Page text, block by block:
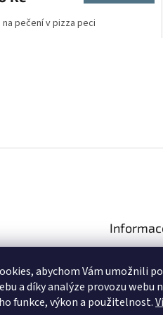
abychom Vám umožnili
a díky analýze provozu webu
funkce, výkon a použitelnost.
na pečení v pizza peci
130 989
na Facebooku!
Obchodní
Podmínky
údajů